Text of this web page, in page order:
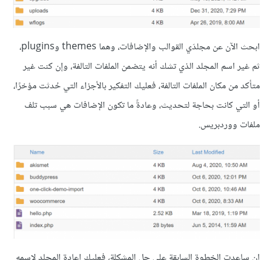
ابحث الآن عن مجلدَي القوالب والإضافات، وهما themes وplugins،
ثم غير اسم المجلد الذي تشك أنه يتضمن الملفات التالفة، وإن كنت غير
متأكد من مكان الملفات التالفة، فعليك التفكير بالأجزاء التي حُدثت مؤخرًا،
أو التي كانت بحاجة لتحديث، وعادةً ما تكون الإضافات هي سبب تلف
ملفات ووردبريس.